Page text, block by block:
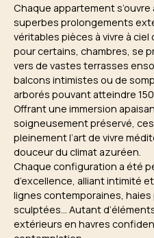
Chaque appartement
superbes prolongements
véritables pièces à vivre à
pour certains, chambres, se
vers de vastes terrasses
balcons intimistes ou de
arborés pouvant atteindre 150
Offrant une immersion
soigneusement préservé,
pleinement l’art de vivre
douceur du climat azuréen.
Chaque configuration a été
d’excellence, alliant intimité
lignes contemporaines,
sculptées… Autant
extérieurs en havres